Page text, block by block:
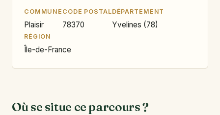
COMMUNE
Plaisir
CODE POSTAL
78370
DÉPARTEMENT
Yvelines (78)
RÉGION
Île-de-France
Où se situe ce parcours ?